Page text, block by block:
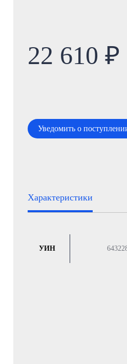
22 610 ₽
Уведомить о
Характеристики
УИН